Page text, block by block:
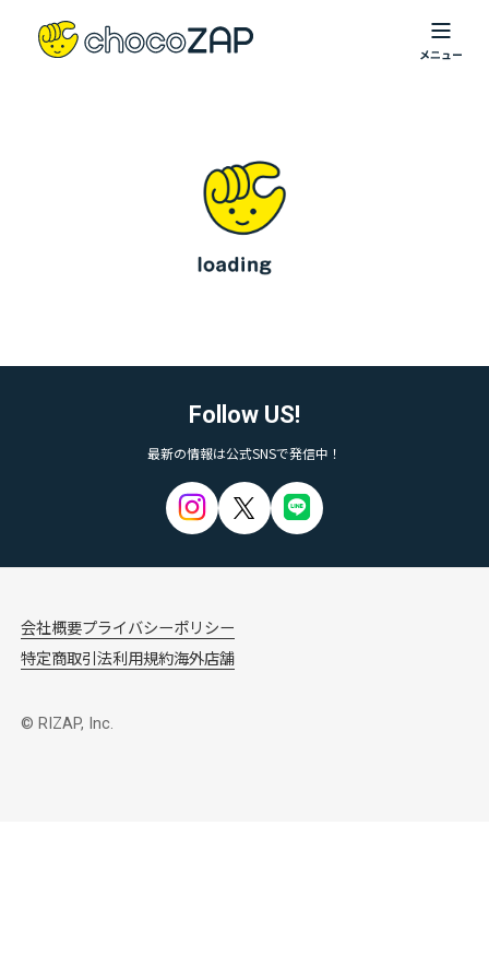
Follow US!
最新の情報は公式SNSで発信中！
会社概要プライバシーポリシー
特定商取引法利用規約海外店舗
© RIZAP, Inc.